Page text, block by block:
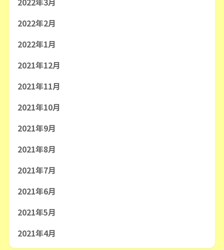
2022年2月
2022年1月
2021年12月
2021年11月
2021年10月
2021年9月
2021年8月
2021年7月
2021年6月
2021年5月
2021年4月